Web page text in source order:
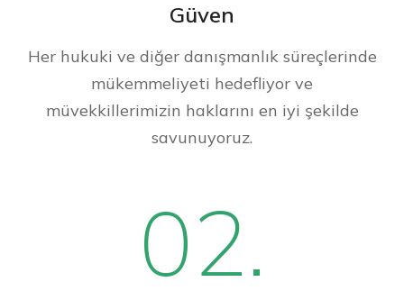
Güven
Her hukuki ve diğer danışmanlık süreçlerinde
mükemmeliyeti hedefliyor ve
müvekkillerimizin haklarını en iyi şekilde
savunuyoruz.
02.